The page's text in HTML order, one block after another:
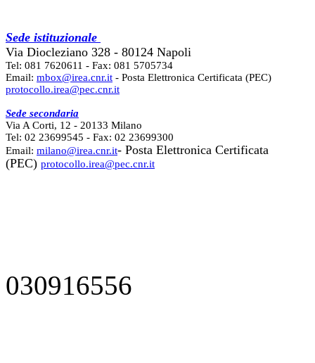
Sede istituzionale
Via Diocleziano 328 - 80124 Napoli
Tel: 081 7620611 - Fax: 081 5705734
Email: mbox@irea.cnr.it - Posta Elettronica Certificata (PEC)
protocollo.irea@pec.cnr.it
Sede secondaria
Via A Corti, 12 - 20133 Milano
Tel: 02 23699545 - Fax: 02 23699300
Email: milano@irea.cnr.it- Posta Elettronica Certificata
(PEC) protocollo.irea@pec.cnr.it
030916556